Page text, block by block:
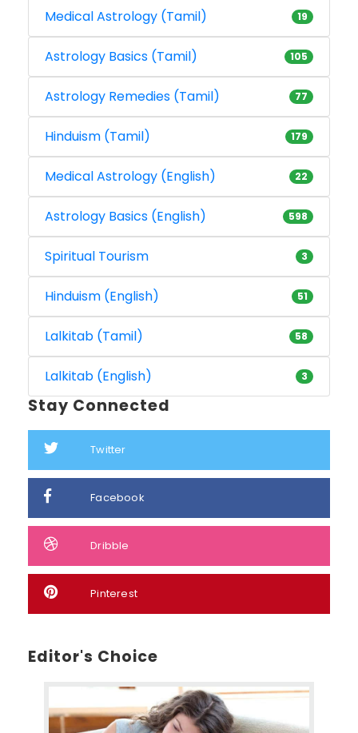
Medical Astrology (Tamil)
19
Astrology Basics (Tamil) 105
Astrology Remedies (Tamil) 77
Hinduism (Tamil) 179
Medical Astrology (English) 22
Astrology Basics (English) 598
Spiritual Tourism 3
Hinduism (English) 51
Lalkitab (Tamil) 58
Lalkitab (English) 3
Stay Connected
Twitter
Facebook
Dribble
Pinterest
Editor's Choice